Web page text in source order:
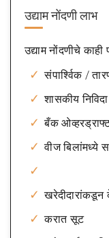
उद्याम नोंदणी लाभ
उद्याम नोंदणीचे
संपार्श्विक /
शासकीय
बँक
वीज बिलांमध्ये
खरेदीदारांकडून
करात सूट